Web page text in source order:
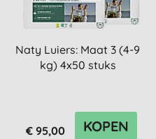
Naty Luiers: Maat 3 (4-9
kg) 4x50 stuks
€ 95,00 KOPEN